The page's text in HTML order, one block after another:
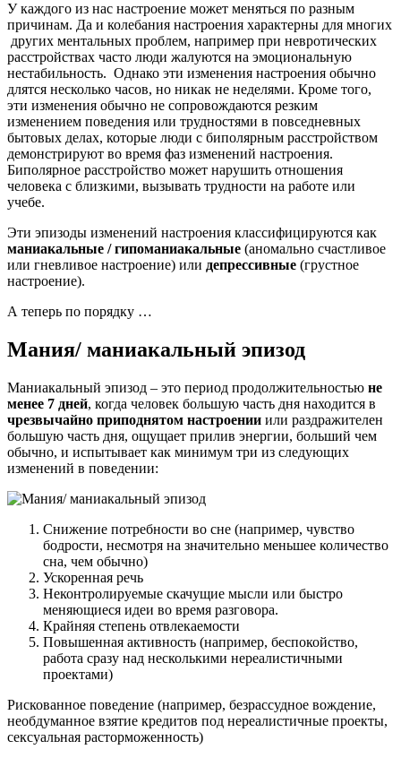
У каждого из нас настроение может меняться по разным
причинам. Да и колебания настроения характерны для многих
других ментальных проблем, например при невротических
расстройствах часто люди жалуются на эмоциональную
нестабильность. Однако эти изменения настроения обычно
длятся несколько часов, но никак не неделями. Кроме того,
эти изменения обычно не сопровождаются резким
изменением поведения или трудностями в повседневных
бытовых делах, которые люди с биполярным расстройством
демонстрируют во время фаз изменений настроения.
Биполярное расстройство может нарушить отношения
человека с близкими, вызывать трудности на работе или
учебе.
Эти эпизоды изменений настроения классифицируются как
маниакальные / гипоманиакальные (аномально счастливое
или гневливое настроение) или депрессивные (грустное
настроение).
А теперь по порядку …
Мания/ маниакальный эпизод
Маниакальный эпизод – это период продолжительностью не
менее 7 дней, когда человек большую часть дня находится в
чрезвычайно приподнятом настроении или раздражителен
большую часть дня, ощущает прилив энергии, больший чем
обычно, и испытывает как минимум три из следующих
изменений в поведении:
Снижение потребности во сне (например, чувство
бодрости, несмотря на значительно меньшее количество
сна, чем обычно)
Ускоренная речь
Неконтролируемые скачущие мысли или быстро
меняющиеся идеи во время разговора.
Крайняя степень отвлекаемости
Повышенная активность (например, беспокойство,
работа сразу над несколькими нереалистичными
проектами)
Рискованное поведение (например, безрассудное вождение,
необдуманное взятие кредитов под нереалистичные проекты,
сексуальная расторможенность)